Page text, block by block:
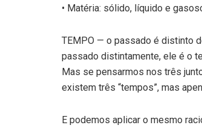
• Matéria: sólido, líquido e
TEMPO — o passado é distinto
passado distintamente, ele é o
Mas se pensarmos nos três
existem três “tempos”, mas
E podemos aplicar o mesmo